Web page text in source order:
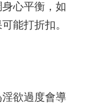
心平衡，如
能打折扣。
欲過度會導